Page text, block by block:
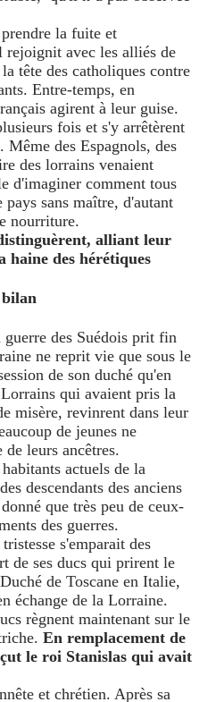
la fuite et
rejoignit avec les alliés de
tête des catholiques contre
Entre-temps, en
agirent à leur guise.
fois et s'y arrêtèrent
des Espagnols, des
des lorrains venaient
d'imaginer comment tous
pays sans maître, d'autant
nourriture.
alliant leur
haine des hérétiques
bilan
des Suédois prit fin
ne reprit vie que sous le
de son duché qu'en
qui avaient pris la
misère, revinrent dans leur
de jeunes ne
leurs ancêtres.
actuels de la
descendants des anciens
que très peu de ceux-
des guerres.
s'emparait des
de ses ducs qui prirent le
de Toscane en Italie,
échange de la Lorraine.
règnent maintenant sur le
En remplacement de
le roi Stanislas qui avait
et chrétien. Après sa